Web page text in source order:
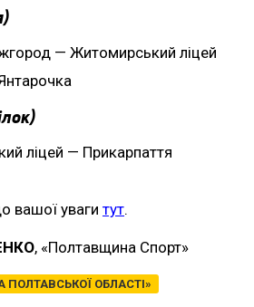
— Житомирський ліцей
ліцей — Прикарпаття
вашої уваги тут.
, «Полтавщина Спорт»
ПОЛТАВСЬКОЇ ОБЛАСТІ»